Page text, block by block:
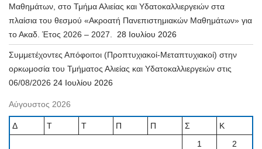
Μαθημάτων, στο Τμήμα Αλιείας και Υδατοκαλλιεργειών στα
πλαίσια του θεσμού «Ακροατή Πανεπιστημιακών Μαθημάτων» για
το Ακαδ. Έτος 2026 – 2027.
28 Ιουλίου 2026
Συμμετέχοντες Απόφοιτοι (Προπτυχιακοί-Μεταπτυχιακοί) στην
ορκωμοσία του Τμήματος Αλιείας και Υδατοκαλλιεργειών στις
06/08/2026 24 Ιουλίου 2026
Αύγουστος 2026
Δ Τ Τ Π Π Σ
Κ
1
2